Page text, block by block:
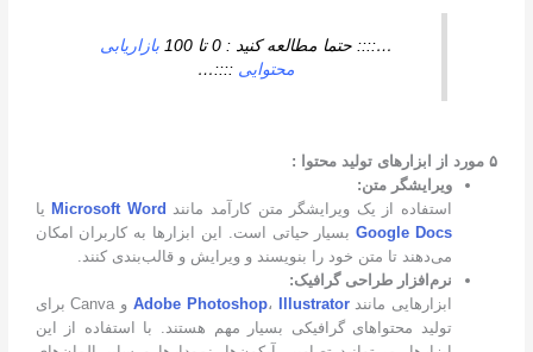
…:::: حتما مطالعه کنید : 0 تا 100
بازاریابی
محتوایی ::::…
۵ مورد از ابزارهای تولید محتوا :
ویرایشگر متن:
استفاده از یک ویرایشگر متن کارآمد مانند Microsoft Word یا
Google Docsبسیار حیاتی است. این ابزارها به کاربران امکان
می‌دهند تا متن خود را بنویسند و ویرایش و قالب‌بندی کنند.
نرم‌افزار طراحی گرافیک:
ابزارهایی مانند
Adobe Photoshop، Illustrator
و Canva برای
تولید محتواهای گرافیکی بسیار مهم هستند. با استفاده از این